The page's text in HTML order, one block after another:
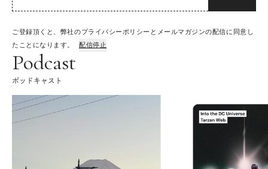
ご登録頂くと、弊社のプライバシーポリシーとメールマガジンの配信に同意し
たことになります。
配信停止
Podcast
ポッドキャスト